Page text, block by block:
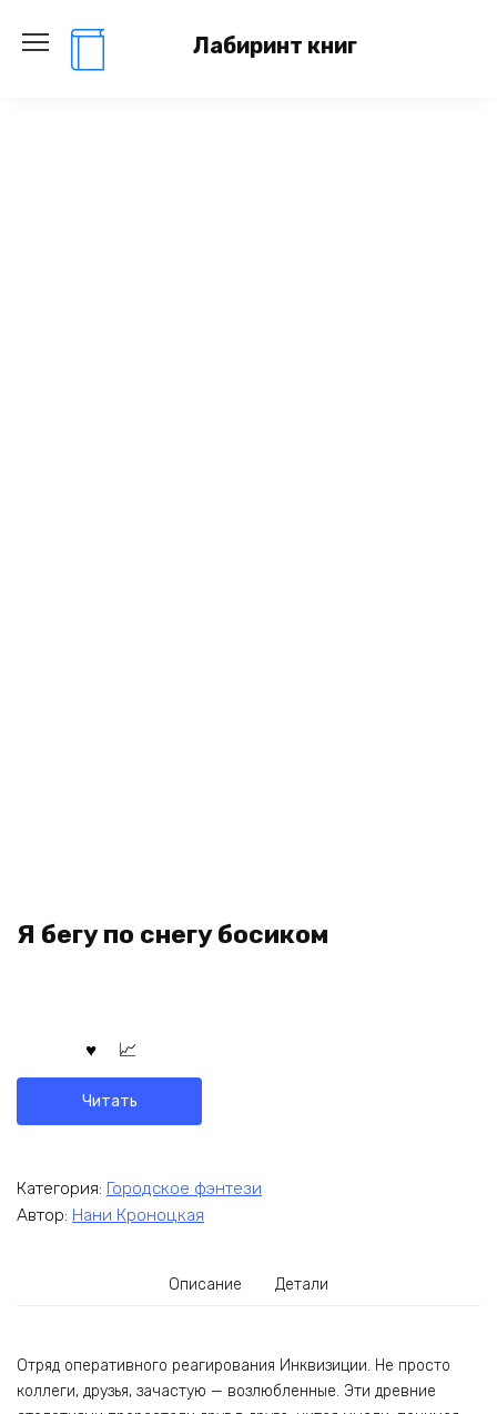
содержанию
Лабиринт книг
Я бегу по снегу босиком
Читать
Категория: Городское фэнтези
Автор: Нани Кроноцкая
Описание Детали
Отряд оперативного реагирования Инквизиции. Не просто
коллеги, друзья, зачастую — возлюбленные. Эти древние